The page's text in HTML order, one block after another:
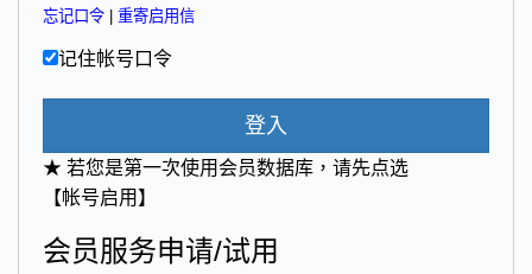
忘记口令 重寄启用信
记住帐号口令
登入
★ 若您是第一次使用会员数据库，请先点选
【帐号启用】
会员服务申请/试用